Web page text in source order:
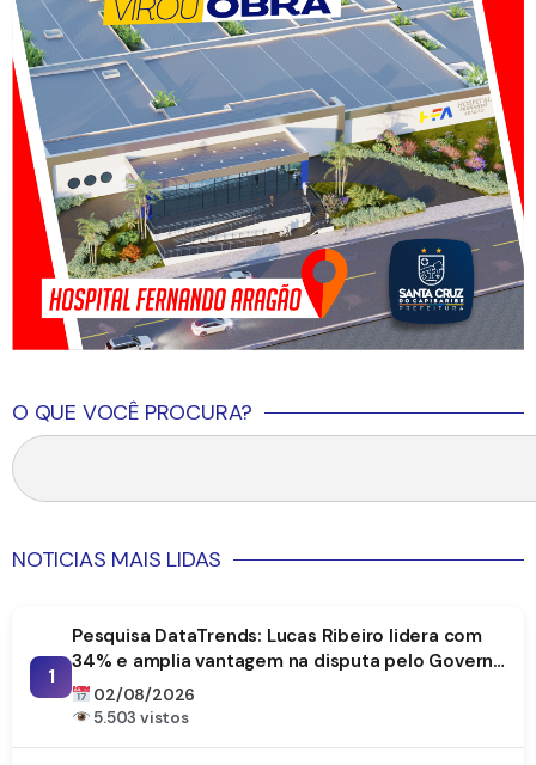
O QUE VOCÊ PROCURA?
NOTICIAS MAIS LIDAS
1
Pesquisa DataTrends: Lucas Ribeiro lidera com
34% e amplia vantagem na disputa pelo Governo
da Paraíba
02/08/2026
5.503 vistos